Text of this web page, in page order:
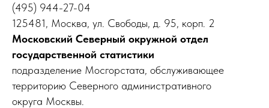
(495) 944-27-04
125481, Москва, ул. Свободы, д. 95, корп. 2
Московский Северный окружной отдел
государственной статистики
подразделение Мосгорстата, обслуживающее
территорию Северного административного
округа Москвы.